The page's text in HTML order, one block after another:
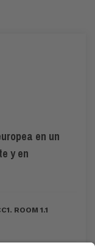
en un
y en
ROOM 1.1